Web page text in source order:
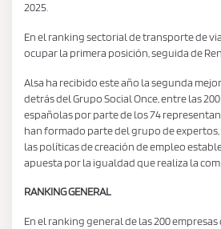
2025.
En el ranking sectorial de transporte de
ocupar la primera posición, seguida de
Alsa ha recibido este año la segunda
detrás del Grupo Social Once, entre las
españolas por parte de los 74
han formado parte del grupo de
las políticas de creación de empleo
apuesta por la igualdad que realiza la
RANKING GENERAL
En el ranking general de las 200